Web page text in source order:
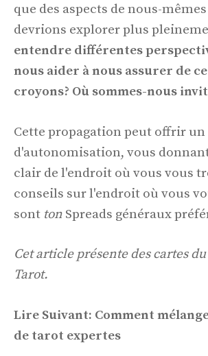
que des aspects de nous-
devrions explorer plus
entendre différentes
nous aider à nous assurer de
croyons? Où sommes-nous
Cette propagation peut offrir
d'autonomisation, vous
clair de l'endroit où vous vous
conseils sur l'endroit où vous
sont ton Spreads généraux
Cet article présente des cartes
Tarot.
Lire Suivant: Comment
de tarot expertes